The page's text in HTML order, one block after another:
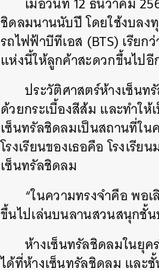
ชิดลมนานนับปี โดยใช้งบลง
รถไฟฟ้าบีทีเอส (BTS) เรียก
แห่งนี้ให้ลูกค้าสะดวกขึ้นไป
ประวัติศาสตร์ห้างเซ็น
ด้วยกระเบื้องสีส้ม และทำใ
เซ็นทรัลชิดลมเป็นสถานที่ใ
โรงเรียนของเธอคือ โรงเรี
เซ็นทรัลชิดลม
“ในความทรงจำคือ พอ
ขึ้นไปเล่นบนลานสวนสนุกชั้น
ห้างเซ็นทรัลชิดลมในยุค
ได้ที่ห้างเซ็นทรัลชิดลม และ